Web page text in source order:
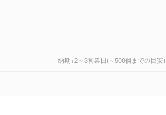
納期+2～3営業日(～500個までの目安)